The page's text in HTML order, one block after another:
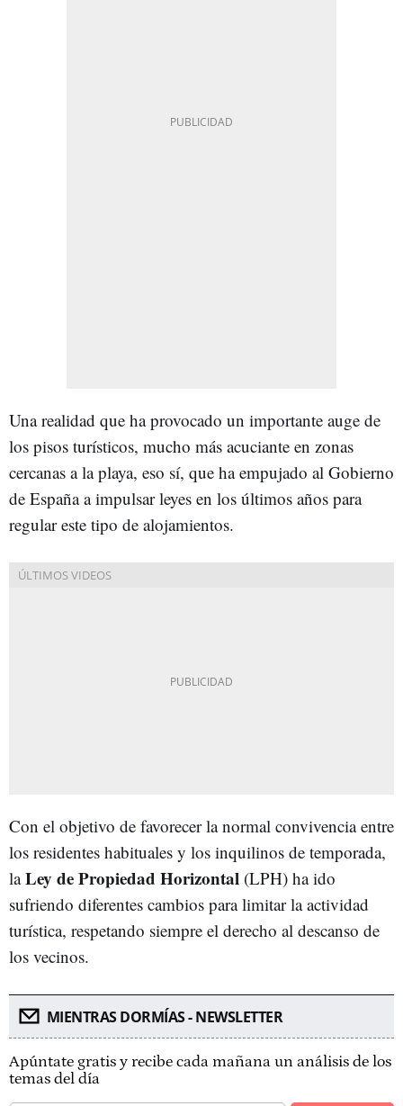
Una realidad que ha provocado un importante auge de
los pisos turísticos, mucho más acuciante en zonas
cercanas a la playa, eso sí, que ha empujado al Gobierno
de España a impulsar leyes en los últimos años para
regular este tipo de alojamientos.
Con el objetivo de favorecer la normal convivencia entre
los residentes habituales y los inquilinos de temporada,
laLey de Propiedad Horizontal (LPH) ha ido
sufriendo diferentes cambios para limitar la actividad
turística, respetando siempre el derecho al descanso de
los vecinos.
MIENTRAS DORMÍAS - NEWSLETTER
Apúntate gratis y recibe cada mañana un análisis de los
temas del día